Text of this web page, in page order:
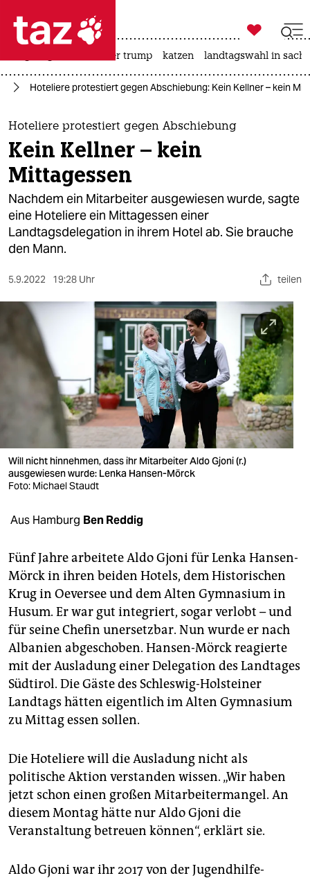
 taz zahl ich
taz zahl ich
themen
politik
öko
gesellschaft
kultur
sport
berlin
nord
wahrheit
verlag
veranstaltungen
shop
fragen & hilfe
abo
genossenschaft
epaper login

taz zahl ich
usa unter trump katzen landtagswahl in
Hoteliere protestiert gegen Abschiebung: Kein Kellner – kein
Hoteliere protestiert gegen Abschiebung
Kein Kellner – kein
Mittagessen
Nachdem ein Mitarbeiter ausgewiesen wurde, sagte
eine Hoteliere ein Mittagessen einer
Landtagsdelegation in ihrem Hotel ab. Sie brauche
den Mann.
5.9.2022 19:28 Uhr teilen
Will nicht hinnehmen, dass ihr Mitarbeiter Aldo Gjoni (r.)
ausgewiesen wurde: Lenka Hansen-Mörck
Foto: Michael Staudt
Aus Hamburg Ben Reddig
Fünf Jahre arbeitete Aldo Gjoni für Lenka Hansen-
Mörck in ihren beiden Hotels, dem Historischen
Krug in Oeversee und dem Alten Gymnasium in
Husum. Er war gut integriert, sogar verlobt – und
für seine Chefin unersetzbar. Nun wurde er nach
Albanien abgeschoben. Hansen-Mörck reagierte
mit der Ausladung einer Delegation des Landtages
Südtirol. Die Gäste des Schleswig-Holsteiner
Landtags hätten eigentlich im Alten Gymnasium
zu Mittag essen sollen.
Die Hoteliere will die Ausladung nicht als
politische Aktion verstanden wissen. „Wir haben
jetzt schon einen großen Mitarbeitermangel. An
diesem Montag hätte nur Aldo Gjoni die
Veranstaltung betreuen können“, erklärt sie.
Aldo Gjoni war ihr 2017 von der Jugendhilfe-